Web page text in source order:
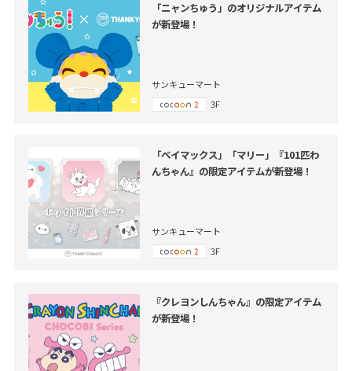
「ニャンちゅう」のオリジナルアイテム
が新登場！
サンキューマート
3F
「ベイマックス」「マリー」『101匹わ
んちゃん』の限定アイテムが新登場！
サンキューマート
3F
『クレヨンしんちゃん』の限定アイテム
が新登場！